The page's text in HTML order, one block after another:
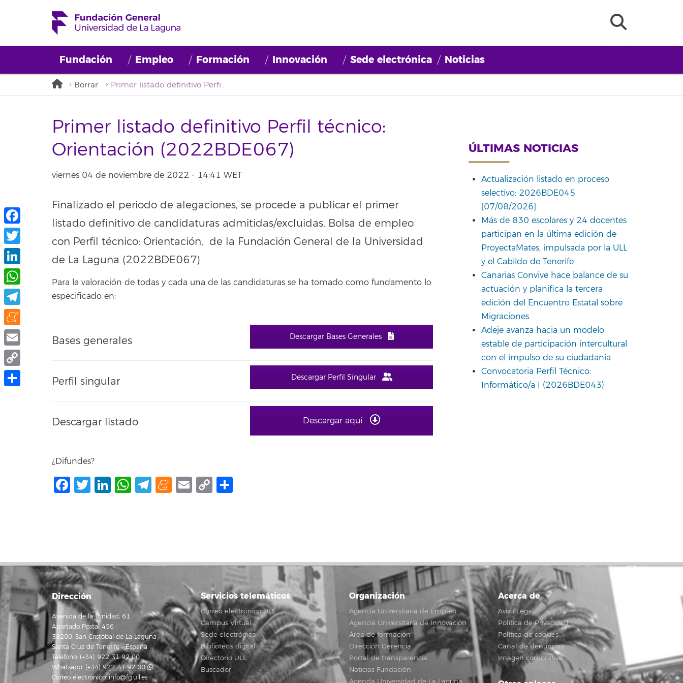
Fundación Empleo Formación Innovación Sede electrónica Noticias
Borrar Primer listado definitivo Perfil técnico: Orientación (2022BDE067)
Primer listado definitivo Perfil técnico:
Orientación (2022BDE067)
viernes 04 de noviembre de 2022 - 14:41 WET
Finalizado el periodo de alegaciones, se procede a publicar el primer
listado definitivo de candidaturas admitidas/excluidas. Bolsa de empleo
con Perfil técnico: Orientación, de la Fundación General de la Universidad
de La Laguna (2022BDE067)
Para la valoración de todas y cada una de las candidaturas se ha tomado como fundamento lo
especificado en:
Bases generales Descargar Bases Generales
Perfil singular Descargar Perfil Singular
Descargar listado Descargar aquí
¿Difundes?
Facebook
Twitter
LinkedIn
WhatsApp
Telegram
Meneame
Email
Copy
ÚLTIMAS NOTICIAS
Actualización listado en proceso
selectivo: 2026BDE045
[07/08/2026]
Más de 830 escolares y 24 docentes
participan en la última edición de
ProyectaMates, impulsada por la ULL
y el Cabildo de Tenerife
Canarias Convive hace balance de su
actuación y planifica la tercera
edición del Encuentro Estatal sobre
Migraciones
Adeje avanza hacia un modelo
estable de participación intercultural
con el impulso de su ciudadanía
Convocatoria Perfil Técnico:
Informático/a I (2026BDE043)
Dirección
Avenida de la Trinidad, 61
Apartado Postal 456
38200, San Cristóbal de La Laguna
Santa Cruz de Tenerife - España
Teléfono: (+34) 922 31 92 00
Whatsapp: (+34) 922 31 92 00
Correo electrónico:info@fg.ull.es
Servicios telemáticos
Correo electrónico ULL
Campus Virtual
Sede electrónica
Biblioteca digital
Directorio ULL
Buscador
Organización
Agencia Universitaria de Empleo
Agencia Universitaria de Innovación
Área de formación
Dirección Gerencia
Portal de transparencia
Noticias Fundación
Acerca de
Aviso Legal
Política de Privacidad
Política de cookies
Canal de denuncias
Imagen corporativa
Facebook
Twitter
LinkedIn
WhatsApp
Telegram
Meneame
Email
Copy